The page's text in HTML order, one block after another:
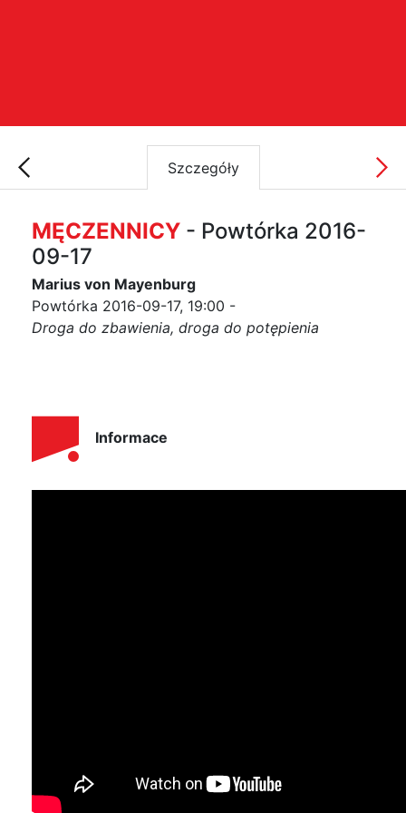
Szczegóły
MĘCZENNICY - Powtórka 2016-
09-17
Marius von Mayenburg
Powtórka 2016-09-17, 19:00 -
Droga do zbawienia, droga do potępienia
Informace